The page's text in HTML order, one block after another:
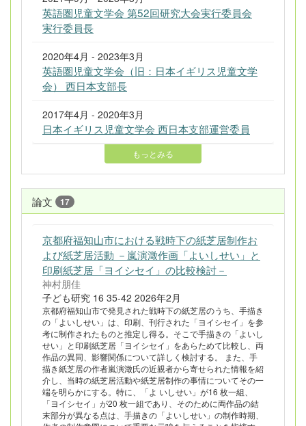
英語圏児童文学会 第52回研究大会実行委員会
実行委員長
2020年4月 - 2023年3月
英語圏児童文学会（旧：日本イギリス児童文学
会） 西日本支部長
2017年4月 - 2020年3月
日本イギリス児童文学会 西日本支部運営委員
もっとみる
論文 17
京都府福知山市における戦時下の紙芝居制作お
よび紙芝居活動 －嵐演澂作画「よいしせい」と
印刷紙芝居「ヨイシセイ」の比較検討－
神村朋佳
子ども研究 16 35-42 2026年2月
京都府福知山市で発見された戦時下の紙芝居のうち、手描き
の「よいしせい」は、印刷、刊行された「ヨイシセイ」を参
考に制作されたものと推定し得る。そこで手描きの「よいし
せい」と印刷紙芝居「ヨイシセイ」をあらためて比較し、両
作品の異同、影響関係について詳しく検討する。 また、手
描き紙芝居の作者嵐演澂氏の近親者から寄せられた情報を紹
介し、当時の紙芝居活動や紙芝居制作の事情についてその一
端を明らかにする。特に、「よ いしせい」が16 枚一組、
「ヨイシセイ」が20 枚一組であり、そのために両作品の結
末部分が異なる点は、手描きの「よいしせい」の制作時期、